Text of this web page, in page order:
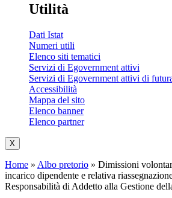
Utilità
Dati Istat
Numeri utili
Elenco siti tematici
Servizi di Egovernment attivi
Servizi di Egovernment attivi di
Accessibilità
Mappa del sito
Elenco banner
Elenco partner
X
Home » Albo pretorio » Dimissioni
incarico dipendente e relativa
Responsabilità di Addetto alla Gestione